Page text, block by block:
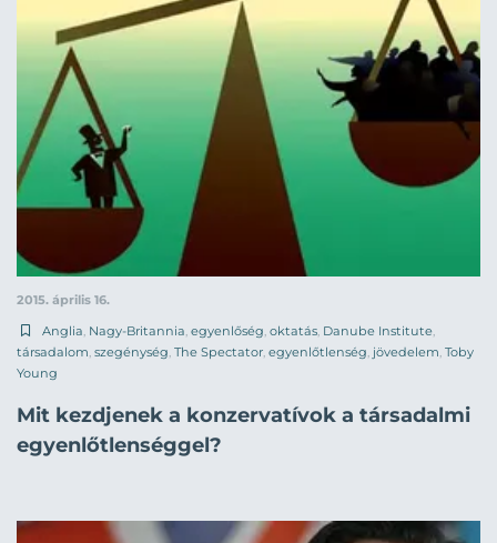
2015. április 16.
Anglia Nagy-Britannia egyenlőség oktatás Danube Institute
társadalom szegénység The Spectator egyenlőtlenség jövedelem Toby
Young
Mit kezdjenek a konzervatívok a társadalmi
egyenlőtlenséggel?